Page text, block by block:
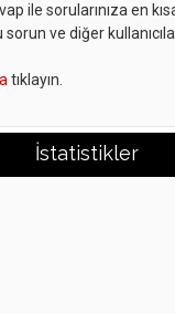
ile sorularınıza en
ve diğer
tıklayın.
İstatistikler